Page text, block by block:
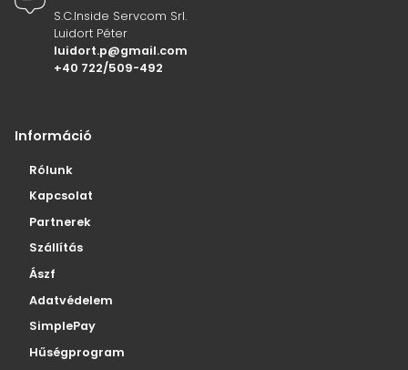
S.C.Inside Servcom Srl.
Luidort Péter
luidort.p@gmail.com
+40 722/509-492
Információ
Rólunk
Kapcsolat
Partnerek
Szállítás
Ászf
Adatvédelem
SimplePay
Hűségprogram